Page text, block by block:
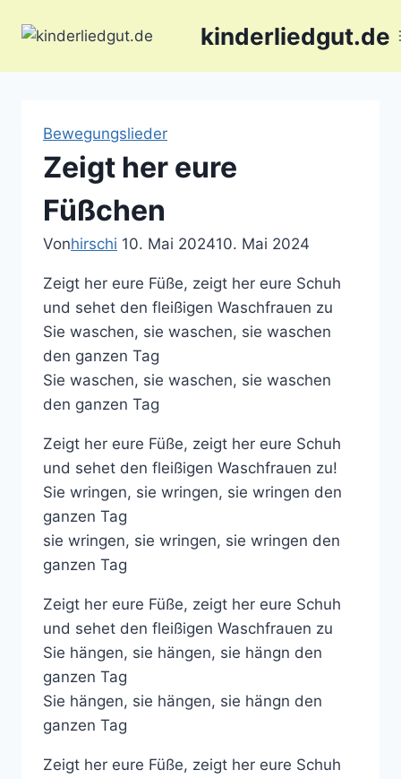
Inhalt
kinderliedgut.de
Bewegungslieder
Zeigt her eure
Füßchen
Vonhirschi 10. Mai 202410. Mai 2024
Zeigt her eure Füße, zeigt her eure Schuh
und sehet den fleißigen Waschfrauen zu
Sie waschen, sie waschen, sie waschen
den ganzen Tag
Sie waschen, sie waschen, sie waschen
den ganzen Tag
Zeigt her eure Füße, zeigt her eure Schuh
und sehet den fleißigen Waschfrauen zu!
Sie wringen, sie wringen, sie wringen den
ganzen Tag
sie wringen, sie wringen, sie wringen den
ganzen Tag
Zeigt her eure Füße, zeigt her eure Schuh
und sehet den fleißigen Waschfrauen zu
Sie hängen, sie hängen, sie hängn den
ganzen Tag
Sie hängen, sie hängen, sie hängn den
ganzen Tag
Zeigt her eure Füße, zeigt her eure Schuh